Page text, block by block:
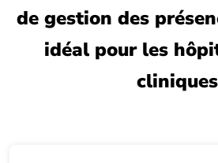
de gestion des
idéal pour les
cliniques